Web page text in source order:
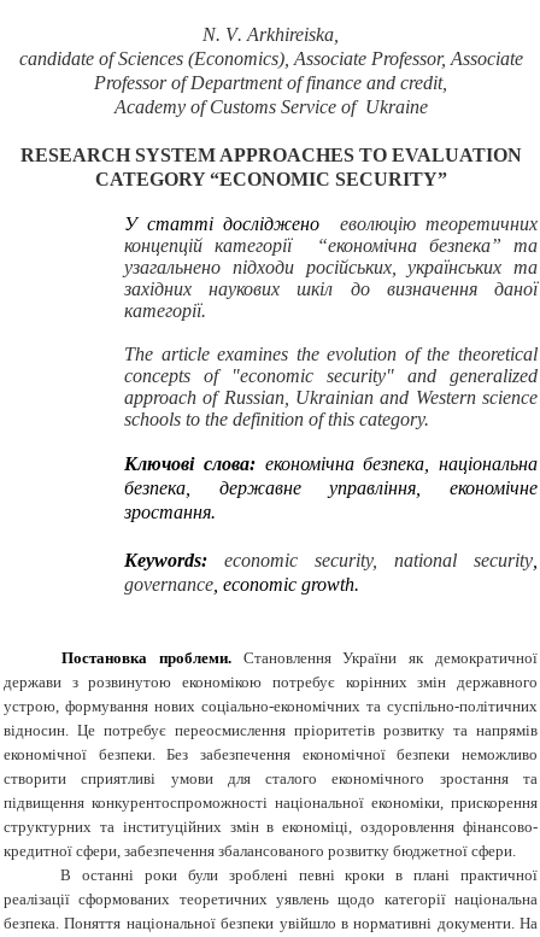
N. V. Arkhireiska
candidate of Sciences (Economics), Associate Professor, Associate
Professor of Department of finance and credit,
Academy of Customs Service of Ukraine
RESEARCH SYSTEM APPROACHES TO EVALUATION
CATEGORY “ECONOMIC SECURITY”
У статті досліджено еволюцію теоретичних
концепцій категорії “економічна безпека” та
узагальнено підходи російських, українських та
західних наукових шкіл до визначення даної
категорії.
The article examines the evolution of the theoretical
concepts of
"economic security"
and generalized
approach of Russian, Ukrainian and Western science
schools to the definition of this category.
Ключові слова: економічна безпека, національна
безпека, державне управління, економічне
зростання.
Keywords: economic security, national security
governance , economic growth.
Постановка проблеми. Становлення України як демократичної
держави з розвинутою економікою потребує корінних змін державного
устрою, формування нових соціально-економічних та суспільно-політичних
відносин. Це потребує переосмислення пріоритетів розвитку та напрямів
економічної безпеки. Без забезпечення економічної безпеки неможливо
створити сприятливі умови для сталого економічного зростання та
підвищення конкурентоспроможності національної економіки, прискорення
структурних та інституційних змін в економіці, оздоровлення фінансово-
кредитної сфери, забезпечення збалансованого розвитку бюджетної сфери.
В останні роки були зроблені певні кроки в плані практичної
реалізації сформованих теоретичних уявлень щодо категорії національна
безпека.Поняття національної безпеки увійшло в нормативні документи. На